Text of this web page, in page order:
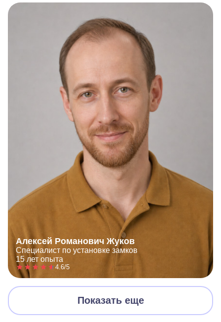
Алексей Романович Жуков
Специалист по установке замков
15 лет опыта
4.6/5
Показать еще